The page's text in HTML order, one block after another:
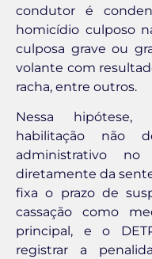
condutor é
homicídio culposo
culposa grave ou
volante com
racha, entre outros.
Nessa
habilitação não
administrativo
diretamente da
fixa o prazo de
cassação como
principal, e o
registrar a